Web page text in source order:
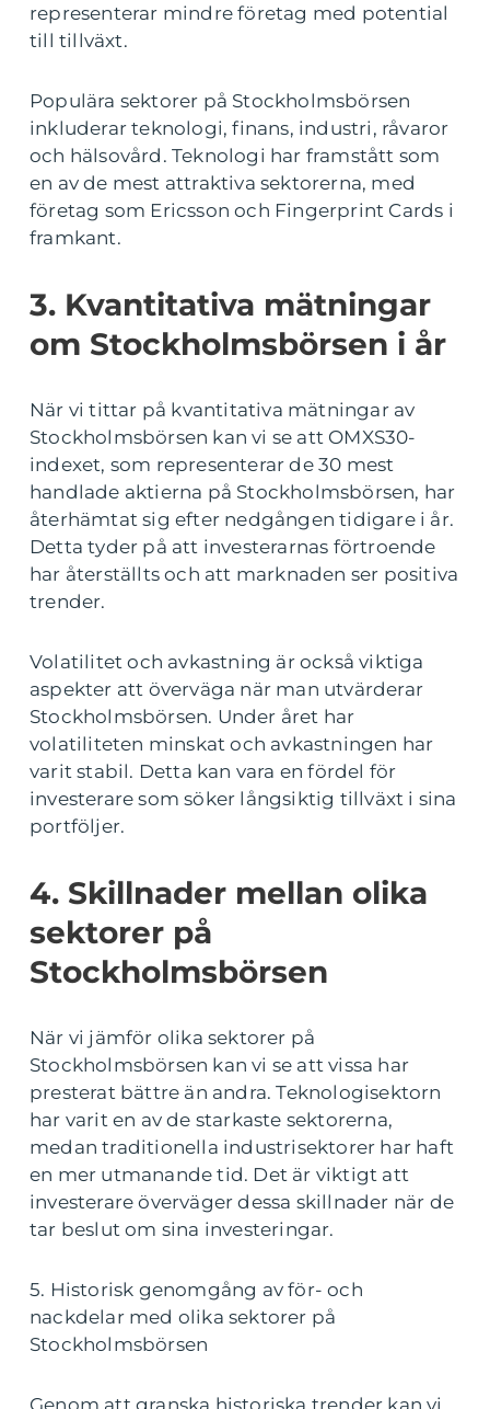
representerar mindre företag med potential
till tillväxt.
Populära sektorer på Stockholmsbörsen
inkluderar teknologi, finans, industri, råvaror
och hälsovård. Teknologi har framstått som
en av de mest attraktiva sektorerna, med
företag som Ericsson och Fingerprint Cards i
framkant.
3. Kvantitativa mätningar
om Stockholmsbörsen i år
När vi tittar på kvantitativa mätningar av
Stockholmsbörsen kan vi se att OMXS30-
indexet, som representerar de 30 mest
handlade aktierna på Stockholmsbörsen, har
återhämtat sig efter nedgången tidigare i år.
Detta tyder på att investerarnas förtroende
har återställts och att marknaden ser positiva
trender.
Volatilitet och avkastning är också viktiga
aspekter att överväga när man utvärderar
Stockholmsbörsen. Under året har
volatiliteten minskat och avkastningen har
varit stabil. Detta kan vara en fördel för
investerare som söker långsiktig tillväxt i sina
portföljer.
4. Skillnader mellan olika
sektorer på
Stockholmsbörsen
När vi jämför olika sektorer på
Stockholmsbörsen kan vi se att vissa har
presterat bättre än andra. Teknologisektorn
har varit en av de starkaste sektorerna,
medan traditionella industrisektorer har haft
en mer utmanande tid. Det är viktigt att
investerare överväger dessa skillnader när de
tar beslut om sina investeringar.
5. Historisk genomgång av för- och
nackdelar med olika sektorer på
Stockholmsbörsen
Genom att granska historiska trender kan vi